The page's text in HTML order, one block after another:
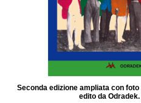
Seconda edizione ampliata con
edito da Odradek.